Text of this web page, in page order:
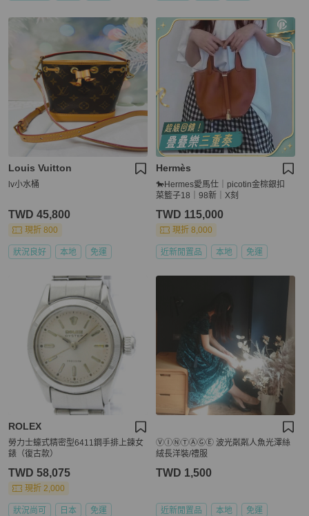
Louis Vuitton
lv小水桶
TWD 45,800
現折 800
狀況良好 本地 免運
Hermès
🐎Hermes愛馬仕｜picotin金棕銀扣
菜籃子18｜98新｜X刻
TWD 115,000
現折 8,000
近新閒置品 本地 免運
ROLEX
勞力士蠔式精密型6411鋼手排上鍊女
錶（復古款）
TWD 58,075
現折 2,000
狀況尚可 日本 免運
ⓋⒾⓃⓉⒶⒼⒺ 波光粼粼人魚光澤絲
絨長洋裝/禮服
TWD 1,500
近新閒置品 本地 免運